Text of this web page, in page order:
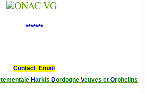
*******
Contact Email
Harkis Dordogne Veuves et Orphelins